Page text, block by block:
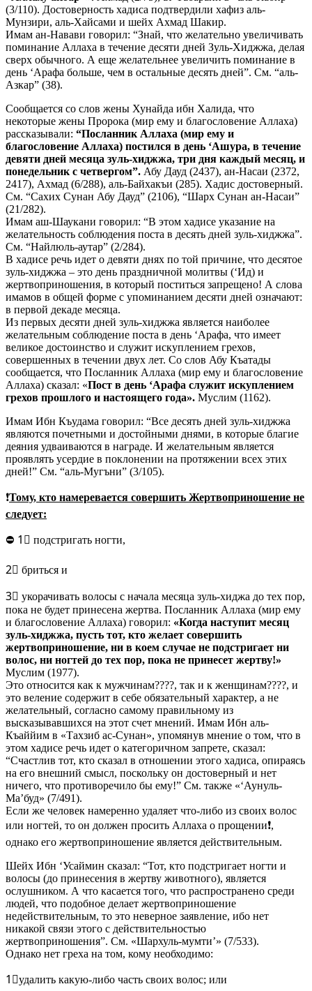
(3/110). Достоверность хадиса подтвердили хафиз аль-
Мунзири, аль-Хайсами и шейх Ахмад Шакир.
Имам ан-Навави говорил: “Знай, что желательно увеличивать
поминание Аллаха в течение десяти дней Зуль-Хиджжа, делая
сверх обычного. А еще желательнее увеличить поминание в
день ‘Арафа больше, чем в остальные десять дней”. См. “аль-
Азкар” (38).
Сообщается со слов жены Хунайда ибн Халида, что
некоторые жены Пророка (мир ему и благословение Аллаха)
рассказывали: “Посланник Аллаха (мир ему и
благословение Аллаха) постился в день ‘Ашура, в течение
девяти дней месяца зуль-хиджжа, три дня каждый месяц, и
понедельник с четвергом”. Абу Дауд (2437), ан-Насаи (2372,
2417), Ахмад (6/288), аль-Байхакъи (285). Хадис достоверный.
См. “Сахих Сунан Абу Дауд” (2106), “Шарх Сунан ан-Насаи”
(21/282).
Имам аш-Шаукани говорил: “В этом хадисе указание на
желательность соблюдения поста в десять дней зуль-хиджжа”.
См. “Найлюль-аутар” (2/284).
В хадисе речь идет о девяти днях по той причине, что десятое
зуль-хиджжа – это день праздничной молитвы (‘Ид) и
жертвоприношения, в который поститься запрещено! А слова
имамов в общей форме с упоминанием десяти дней означают:
в первой декаде месяца.
Из первых десяти дней зуль-хиджжа является наиболее
желательным соблюдение поста в день ‘Арафа, что имеет
великое достоинство и служит искуплением грехов,
совершенных в течении двух лет. Со слов Абу Къатады
сообщается, что Посланник Аллаха (мир ему и благословение
Аллаха) сказал: «Пост в день ‘Арафа служит искуплением
грехов прошлого и настоящего года». Муслим (1162).
Имам Ибн Къудама говорил: “Все десять дней зуль-хиджжа
являются почетными и достойными днями, в которые благие
деяния удваиваются в награде. И желательным является
проявлять усердие в поклонении на протяжении всех этих
дней!” См. “аль-Мугъни” (3/105).
❗Тому, кто намеревается совершить Жертвоприношение не
следует:
⛔ 1⃣ подстригать ногти,
2⃣ бриться и
3⃣ укорачивать волосы с начала месяца зуль-хиджа до тех пор,
пока не будет принесена жертва. Посланник Аллаха (мир ему
и благословение Аллаха) говорил: «Когда наступит месяц
зуль-хиджжа, пусть тот, кто желает совершить
жертвоприношение, ни в коем случае не подстригает ни
волос, ни ногтей до тех пор, пока не принесет жертву!»
Муслим (1977).
Это относится как к мужчинам????, так и к женщинам????, и
это веление содержит в себе обязательный характер, а не
желательный, согласно самому правильному из
высказывавшихся на этот счет мнений. Имам Ибн аль-
Къаййим в «Тахзиб ас-Сунан», упомянув мнение о том, что в
этом хадисе речь идет о категоричном запрете, сказал:
“Счастлив тот, кто сказал в отношении этого хадиса, опираясь
на его внешний смысл, поскольку он достоверный и нет
ничего, что противоречило бы ему!” См. также «‘Аунуль-
Ма’буд» (7/491).
Если же человек намеренно удаляет что-либо из своих волос
или ногтей, то он должен просить Аллаха о прощении❗,
однако его жертвоприношение является действительным.
Шейх Ибн ‘Усаймин сказал: “Тот, кто подстригает ногти и
волосы (до принесения в жертву животного), является
ослушником. А что касается того, что распространено среди
людей, что подобное делает жертвоприношение
недействительным, то это неверное заявление, ибо нет
никакой связи этого с действительностью
жертвоприношения”. См. «Шархуль-мумти’» (7/533).
Однако нет греха на том, кому необходимо:
1⃣удалить какую-либо часть своих волос; или